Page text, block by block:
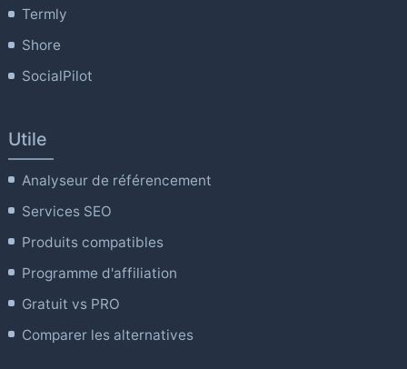
Termly
Shore
SocialPilot
Utile
Analyseur de référencement
Services SEO
Produits compatibles
Programme d'affiliation
Gratuit vs PRO
Comparer les alternatives